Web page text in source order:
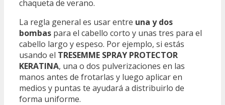
chaqueta de verano.
La regla general es usar entre una y dos
bombas para el cabello corto y unas tres para el
cabello largo y espeso. Por ejemplo, si estás
usando el TRESEMME SPRAY PROTECTOR
KERATINA, una o dos pulverizaciones en las
manos antes de frotarlas y luego aplicar en
medios y puntas te ayudará a distribuirlo de
forma uniforme.